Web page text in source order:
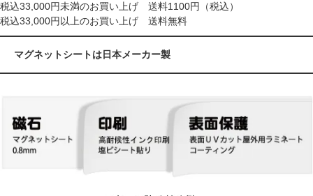
税込33,000円未満のお買い上げ 送料1100円（税込）
税込33,000円以上のお買い上げ 送料無料
マグネットシートは日本メーカー製